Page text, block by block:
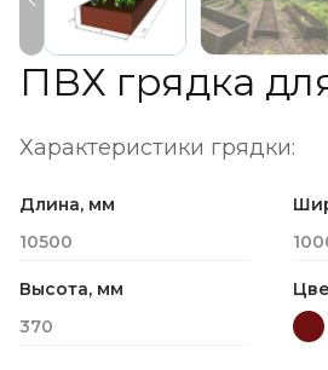
ПВХ грядка
Характеристики грядки:
Длина, мм
10500
Высота, мм
370